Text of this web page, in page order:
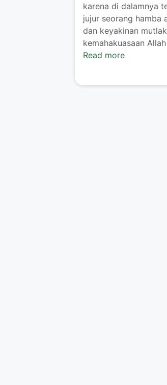
karena di dalamnya
jujur seorang hamba
dan keyakinan
kemahakuasaan
Read more